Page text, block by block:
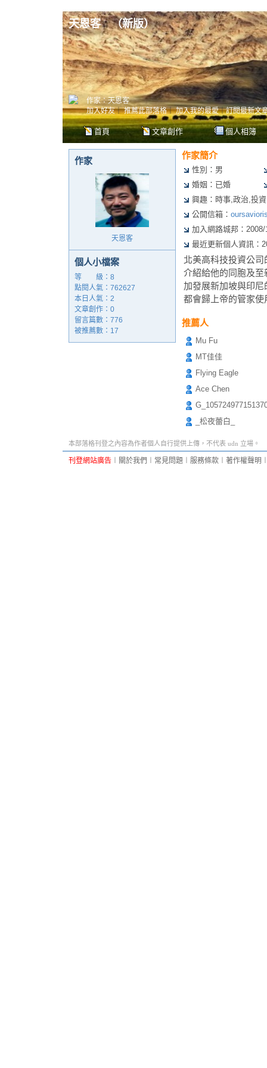
天恩客（新版）
首頁 文章創作 個人相簿
加入好友｜推薦此部落格｜加入我的最愛｜訂閱最新文
作家：天恩客
作家
天恩客
個人小檔案
等 級：8
點閱人氣：762627
本日人氣：2
文章創作：0
留言篇數：776
被推薦數： 17
作家簡介
性別：男
婚姻：已婚
興趣：時事,政治,投
公開信箱：
加入網路城邦：
最近更新個人資訊：
北美高科技投資公
介紹給他的同胞及至
加發展新加坡與印
都會歸上帝的管家使
推薦人
Mu Fu
MT佳佳
Flying Eagle
Ace Chen
_松夜蕾白_
本部落格刊登之內容為作者個人自行提供上傳，不代表 udn 立場。
刊登網站廣告 關於我們 常見問題 服務條款 著作權聲明